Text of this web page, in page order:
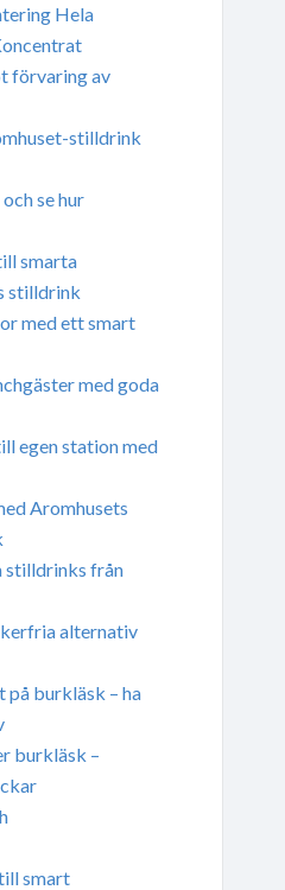
Hela
förvaring av
stilldrink
se hur
smarta
stilldrink
med ett smart
med goda
egen station med
Aromhusets
stilldrinks från
alternativ
burkläsk – ha
burkläsk –
smart